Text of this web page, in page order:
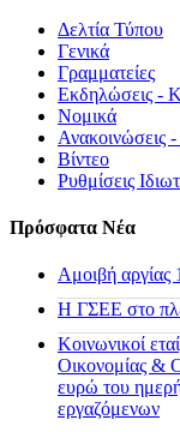
Δελτία Τύπου
Γενικά
Γραμματείες
Εκδηλώσεις -
Νομικά
Ανακοινώσεις -
Βίντεο
Ρυθμίσεις
Πρόσφατα Νέα
Αμοιβή
H ΓΣΕΕ στο
Κοινωνικοί
Οικονομίας &
ευρώ του
εργαζόμενων